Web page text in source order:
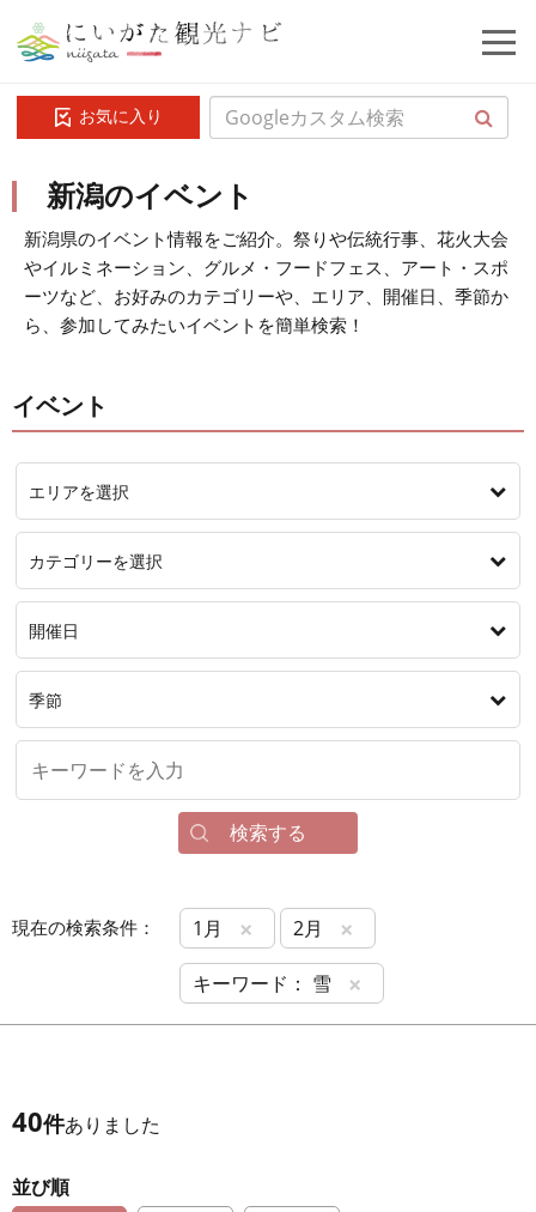
お気に入り
新潟のイベント
新潟県のイベント情報をご紹介。祭りや伝統行事、花火大会
やイルミネーション、グルメ・フードフェス、アート・スポ
ーツなど、お好みのカテゴリーや、エリア、開催日、季節か
ら、参加してみたいイベントを簡単検索！
イベント
エリアを選択
カテゴリーを選択
開催日
季節
検索する
現在の検索条件： 1月 × 2月 ×
キーワード： 雪 ×
40件ありました
並び順